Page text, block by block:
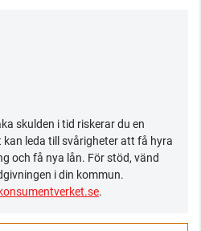
skulden i tid riskerar du en
leda till svårigheter att få hyra
och få nya lån. För stöd, vänd
i din kommun.
konsumentverket.se.